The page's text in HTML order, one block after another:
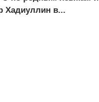
Хадиуллин в...